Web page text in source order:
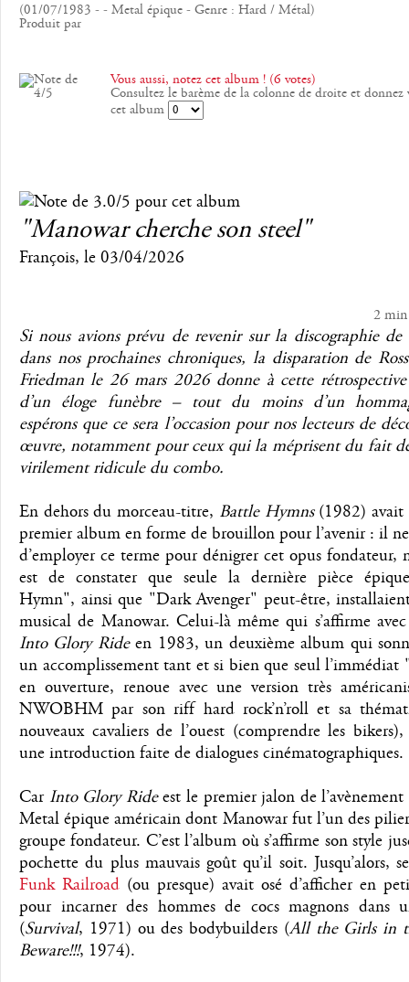
(01/07/1983 - - Metal épique - Genre : Hard / Métal)
Produit par
Vous aussi, notez cet album ! (6 votes)
Consultez le barème de la colonne de droite et donnez
cet album
"Manowar cherche son steel"
François, le 03/04/2026
2 min
Si nous avions prévu de revenir sur la discographie de
dans nos prochaines chroniques, la disparation de
Friedman le 26 mars 2026 donne à cette
d’un éloge funèbre – tout du moins d’un
espérons que ce sera l’occasion pour nos lecteurs de
œuvre, notamment pour ceux qui la méprisent du fait
virilement ridicule du combo.
En dehors du morceau-titre, Battle Hymns (1982) avait
premier album en forme de brouillon pour l’avenir : il ne
d’employer ce terme pour dénigrer cet opus fondateur,
est de constater que seule la dernière pièce
Hymn", ainsi que "Dark Avenger" peut-être,
musical de Manowar. Celui-là même qui s’affirme
Into Glory Rideen 1983, un deuxième album qui
un accomplissement tant et si bien que seul l’immédiat
en ouverture, renoue avec une version très
NWOBHM par son riff hard rock’n’roll et sa
nouveaux cavaliers de l’ouest (comprendre les
une introduction faite de dialogues cinématographiques.
Car Into Glory Rideest le premier jalon de l’avènement
Metal épique américain dont Manowar fut l’un des
groupe fondateur. C’est l’album où s’affirme son style
pochette du plus mauvais goût qu’il soit. Jusqu’alors,
Funk Railroad (ou presque) avait osé d’afficher en
pour incarner des hommes de cocs magnons dans
(Survival, 1971) ou des bodybuilders (All the Girls in
Beware!!!, 1974).